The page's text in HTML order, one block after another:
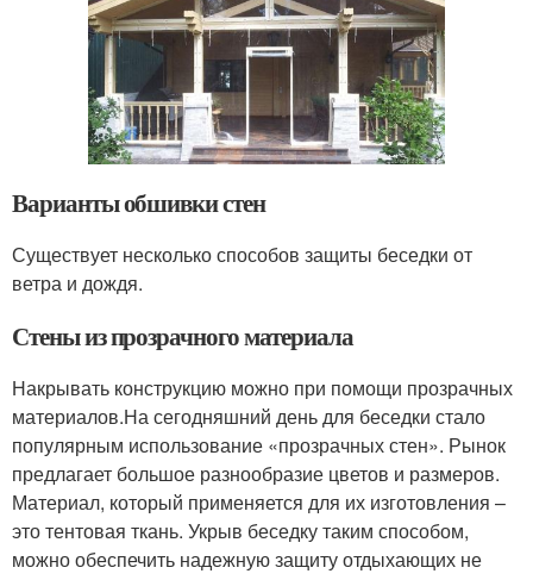
Варианты обшивки стен
Существует несколько способов защиты беседки от
ветра и дождя.
Стены из прозрачного материала
Накрывать конструкцию можно при помощи прозрачных
материалов.На сегодняшний день для беседки стало
популярным использование «прозрачных стен». Рынок
предлагает большое разнообразие цветов и размеров.
Материал, который применяется для их изготовления –
это тентовая ткань. Укрыв беседку таким способом,
можно обеспечить надежную защиту отдыхающих не